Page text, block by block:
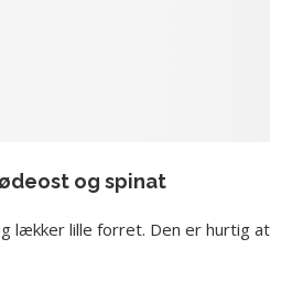
og spinat
lækker lille forret. Den er hurtig at